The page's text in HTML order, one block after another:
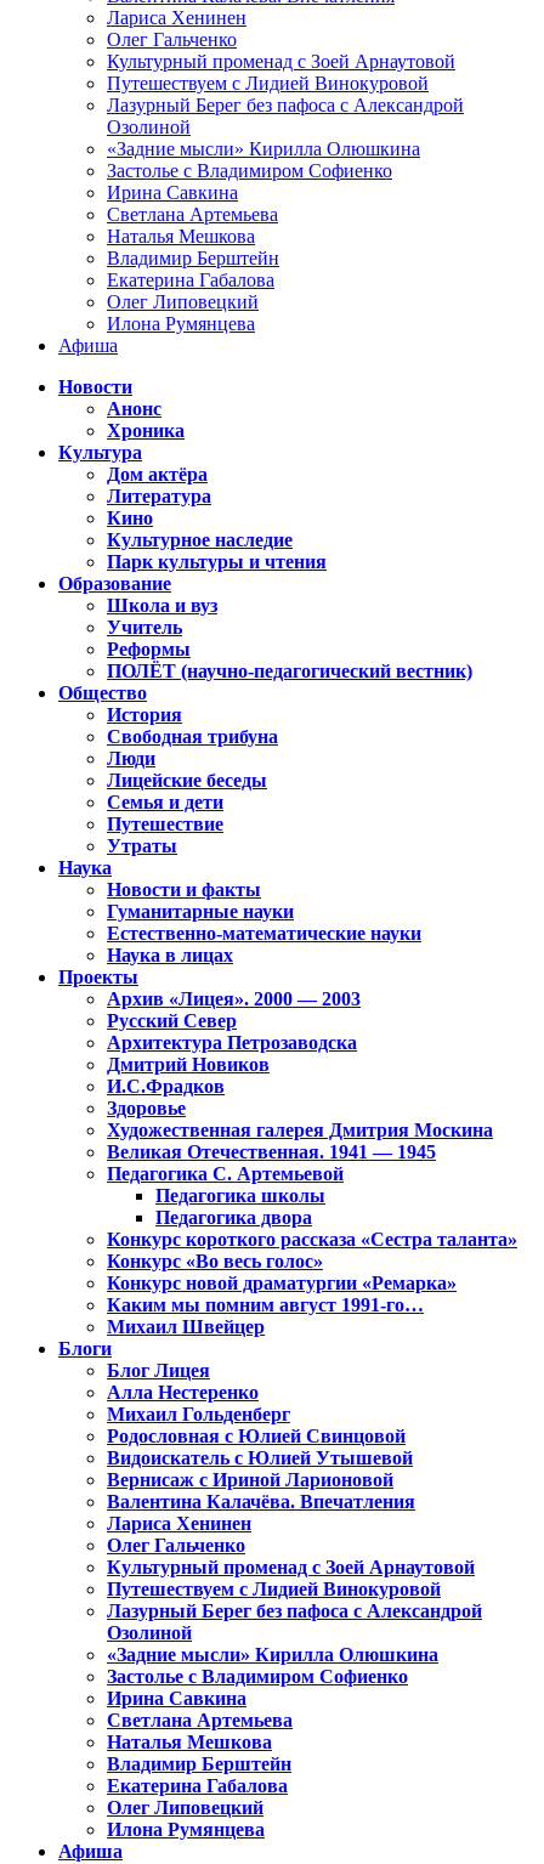
Лариса Хенинен
Олег Гальченко
Культурный променад с Зоей Арнаутовой
Путешествуем с Лидией Винокуровой
Лазурный Берег без пафоса с Александрой
Озолиной
«Задние мысли» Кирилла Олюшкина
Застолье с Владимиром Софиенко
Ирина Савкина
Светлана Артемьева
Наталья Мешкова
Владимир Берштейн
Екатерина Габалова
Олег Липовецкий
Илона Румянцева
Афиша
Новости
Анонс
Хроника
Культура
Дом актёра
Литература
Кино
Культурное наследие
Парк культуры и чтения
Образование
Школа и вуз
Учитель
Реформы
ПОЛЁТ (научно-педагогический вестник)
Общество
История
Свободная трибуна
Люди
Лицейские беседы
Семья и дети
Путешествие
Утраты
Наука
Новости и факты
Гуманитарные науки
Естественно-математические науки
Наука в лицах
Проекты
Архив «Лицея». 2000 — 2003
Русский Север
Архитектура Петрозаводска
Дмитрий Новиков
И.С.Фрадков
Здоровье
Художественная галерея Дмитрия Москина
Великая Отечественная. 1941 — 1945
Педагогика С. Артемьевой
Педагогика школы
Педагогика двора
Конкурс короткого рассказа «Сестра таланта»
Конкурс «Во весь голос»
Конкурс новой драматургии «Ремарка»
Каким мы помним август 1991-го…
Михаил Швейцер
Блоги
Блог Лицея
Алла Нестеренко
Михаил Гольденберг
Родословная с Юлией Свинцовой
Видоискатель с Юлией Утышевой
Вернисаж с Ириной Ларионовой
Валентина Калачёва. Впечатления
Лариса Хенинен
Олег Гальченко
Культурный променад с Зоей Арнаутовой
Путешествуем с Лидией Винокуровой
Лазурный Берег без пафоса с Александрой
Озолиной
«Задние мысли» Кирилла Олюшкина
Застолье с Владимиром Софиенко
Ирина Савкина
Светлана Артемьева
Наталья Мешкова
Владимир Берштейн
Екатерина Габалова
Олег Липовецкий
Илона Румянцева
Афиша